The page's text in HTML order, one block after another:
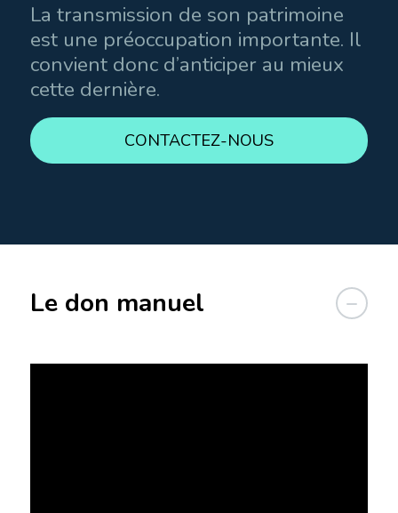
La transmission de son patrimoine
est une préoccupation importante. Il
convient donc d’anticiper au mieux
cette dernière.
CONTACTEZ-NOUS
Le don manuel